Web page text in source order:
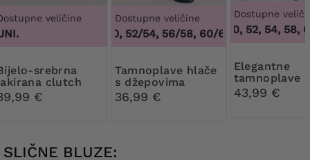
veličine
clutch
torbica
€
Dostupne veličine
48/50, 52/54, 56/58, 60/62, 48/50, 52/54,
Tamnoplave hlače
s džepovima
36,99 €
Dostupne
48, 50, 52, 54, 58,
Elegantne
tamnoplave
na crtu
43,99 €
SLIČNE BLUZE: